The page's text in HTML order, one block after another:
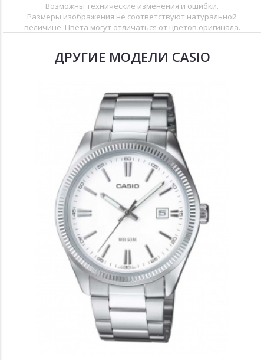
Возможны технические изменения и ошибки.
Размеры изображения не соответствуют натуральной
величине. Цвета могут отличаться от цветов оригинала.
ДРУГИЕ МОДЕЛИ CASIO